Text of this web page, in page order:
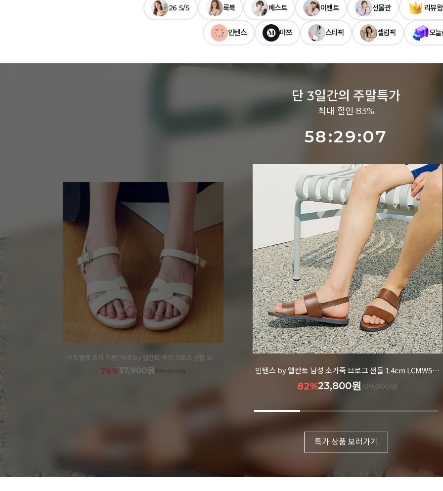
26 S/S 룩북 베스트 이벤트 선물관 리뷰
인텐스 마쯔 스타픽 셀럽픽 오
단 3일간의 주말특가
최대 할인 83%
58:29:04
인텐스 by 엘칸토 남성 소가죽 브로그 샌들 1.4cm LCMW57I126
82%23,800원129,000원 인텐스 by 엘칸토 남성 트리플 스트랩 샌들 3.5cm LCMW00I426
75%34,900원139,000원
특가 상품 보러가기